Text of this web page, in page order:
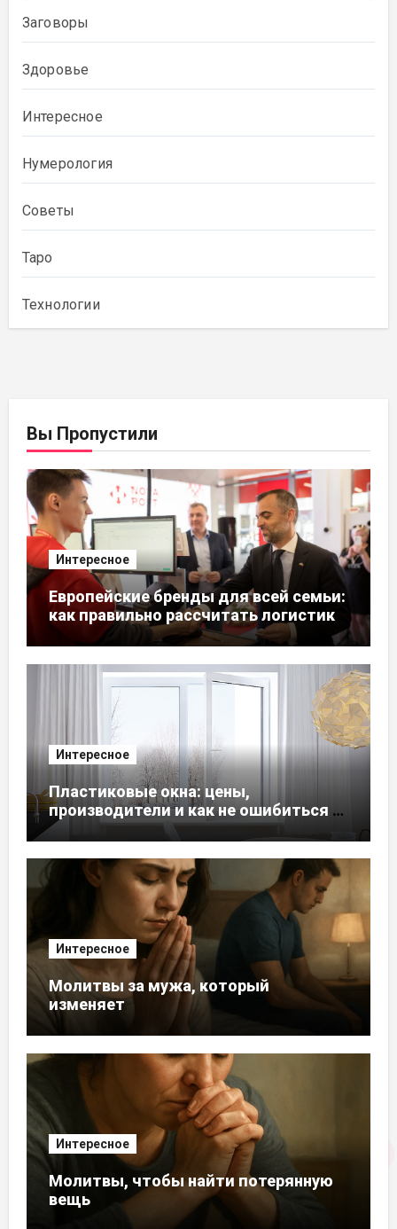
Заговоры
Здоровье
Интересное
Нумерология
Советы
Таро
Технологии
Вы Пропустили
Интересное
Европейские бренды для всей семьи:
как правильно рассчитать логистику
из ЕС
Интересное
Пластиковые окна: цены,
производители и как не ошибиться с
выбором
Интересное
Молитвы за мужа, который
изменяет
Интересное
Молитвы, чтобы найти потерянную
вещь